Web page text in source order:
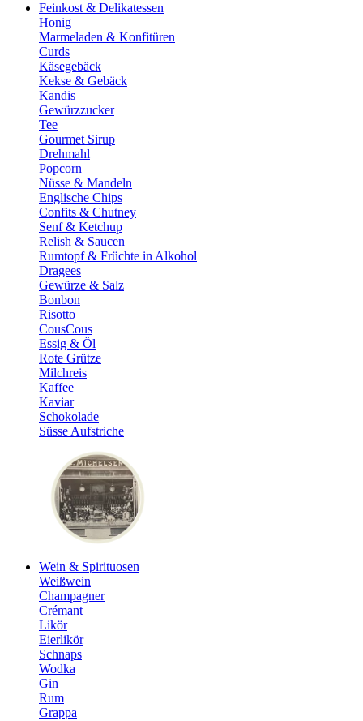
Feinkost & Delikatessen
Honig
Marmeladen & Konfitüren
Curds
Käsegebäck
Kekse & Gebäck
Kandis
Gewürzzucker
Tee
Gourmet Sirup
Drehmahl
Popcorn
Nüsse & Mandeln
Englische Chips
Confits & Chutney
Senf & Ketchup
Relish & Saucen
Rumtopf & Früchte in Alkohol
Dragees
Gewürze & Salz
Bonbon
Risotto
CousCous
Essig & Öl
Rote Grütze
Milchreis
Kaffee
Kaviar
Schokolade
Süsse Aufstriche
Wein & Spirituosen
Weißwein
Champagner
Crémant
Likör
Eierlikör
Schnaps
Wodka
Gin
Rum
Grappa